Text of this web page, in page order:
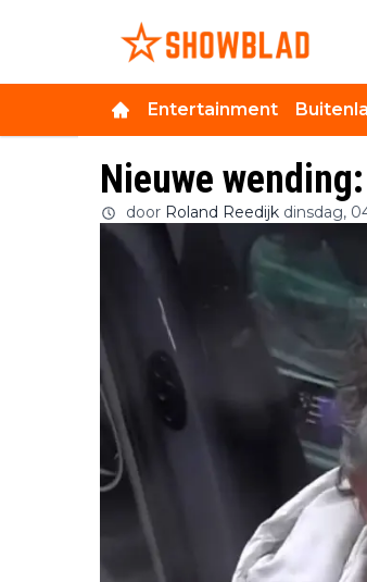
Entertainment
Nieuwe
door Roland Reedijk dinsdag,